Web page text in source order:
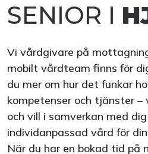
SENIOR I
Vi vårdgivare på
mobilt vårdteam finns för
du mer om hur det funkar
kompetenser och tjänster –
och vill i samverkan med
individanpassad vård för
När du har en bokad tid på